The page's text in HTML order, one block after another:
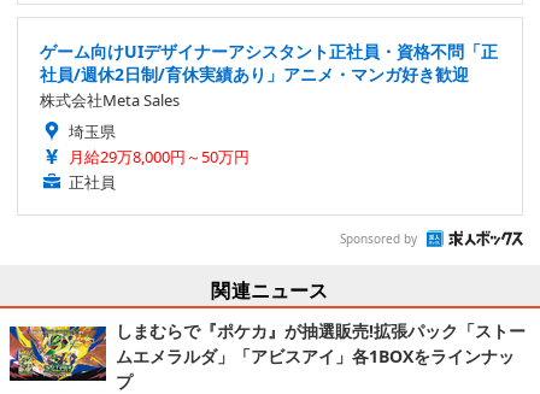
ゲーム向けUIデザイナーアシスタント正社員・資格不問「正
社員/週休2日制/育休実績あり」アニメ・マンガ好き歓迎
株式会社Meta Sales
埼玉県
月給29万8,000円～50万円
正社員
Sponsored by
関連ニュース
しまむらで『ポケカ』が抽選販売!拡張パック「ストー
ムエメラルダ」「アビスアイ」各1BOXをラインナッ
プ